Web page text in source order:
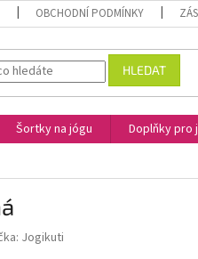
OBCHODNÍ PODMÍNKY
HLEDAT
Šortky na jógu Doplňky pro
Jogikuti